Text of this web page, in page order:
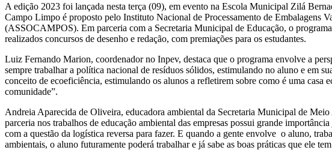
A edição 2023 foi lançada nesta terça (09), em evento na Escola Municipal Zilá
Campo Limpo é proposto pelo Instituto Nacional de Processamento de Embalagens
(ASSOCAMPOS). Em parceria com a Secretaria Municipal de Educação, o
realizados concursos de desenho e redação, com premiações para os estudantes.
Luiz Fernando Marion, coordenador no Inpev, destaca que o programa envolve a
sempre trabalhar a política nacional de resíduos sólidos, estimulando no aluno e em
conceito de ecoeficiência, estimulando os alunos a refletirem sobre como é uma casa
comunidade”.
Andreia Aparecida de Oliveira, educadora ambiental da Secretaria Municipal de
parceria nos trabalhos de educação ambiental das empresas possui grande
com a questão da logística reversa para fazer. E quando a gente envolve o aluno,
ambientais, o aluno futuramente poderá trabalhar e já sabe as boas práticas que ele